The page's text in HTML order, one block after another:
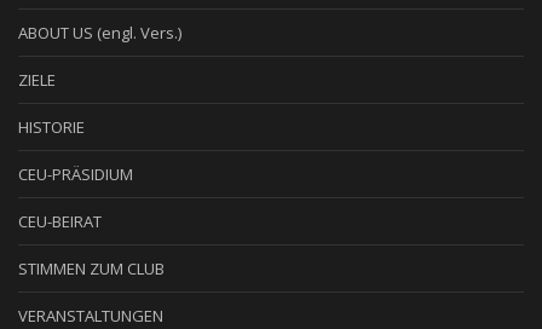
ABOUT US (engl. Vers.)
ZIELE
HISTORIE
CEU-PRÄSIDIUM
CEU-BEIRAT
STIMMEN ZUM CLUB
VERANSTALTUNGEN